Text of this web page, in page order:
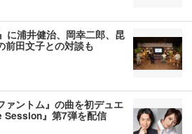
に浦井健治、岡幸二郎、昆
田文子との対談も
ァントム』の曲を初デュエ
』第7弾を配信